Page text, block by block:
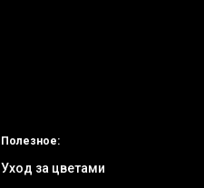
Полезное:
Уход за цветами